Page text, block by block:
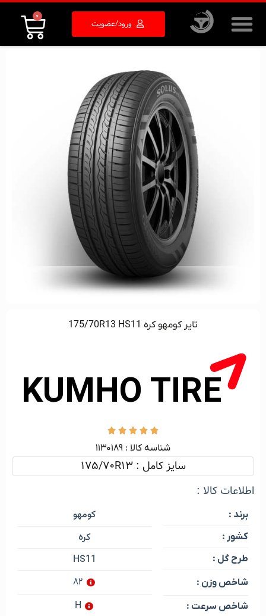
ورود/عضویت
0
تایر کومهو کره 175/70R13 HS11





شناسه کالا :‌ ۱۱۳۰۱۸۹
سایز کامل : 175/70R13
اطلاعات کالا :
برند :
کشور :
طرح گل :
شاخص وزن :
شاخص سرعت :
کومهو
کره
HS11
۸۲
H